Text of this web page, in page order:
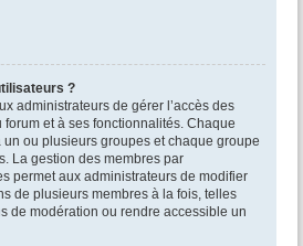
?
administrateurs de gérer l’accès des
et à ses fonctionnalités. Chaque
ou plusieurs groupes et chaque groupe
La gestion des membres par
permet aux administrateurs de modifier
de plusieurs membres à la fois, telles
de modération ou rendre accessible un